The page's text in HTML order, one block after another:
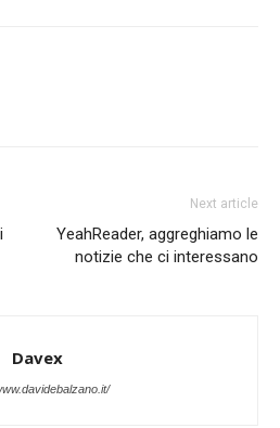
Next article
YeahReader, aggreghiamo le
notizie che ci interessano
Davex